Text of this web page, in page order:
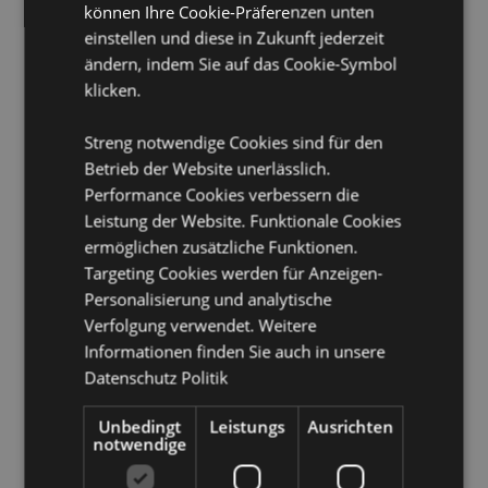
Ihrer Bestellung entfernt. Für weitere Informationen wenden
Sie sich bitte an unseren Kundenservice.
Lizenzierte Gebiete:Åland-Inseln, Albanien, Andorra,
Österreich, Aserbaidschan, Azoren (Portugal), Balearen
Herzegowina, Bulgarien, Kanarische Inseln (Spanien), Ceuta
und Melilla, Chile, Korsika (Frankreich), Kroatien, Zypern,
Tschechische Republik, Dänemark, Estland, Finnland
(Festland), Frankreich (Festland), Französisch-Guayana,
Georgien, Deutschland, Gibraltar, Griechenland,
Guadeloupe, Guernsey (Kanalinseln), Heiliger Stuhl
(Vatikanstadt), Ungarn, Island, Irland, Isle of Man
(Vereinigtes Königreich), Italien (Festland), Jersey
(Kanalinseln), Kosovo, Lettland, Liechtenstein, Litauen,
Luxemburg, Nordmazedonien, Madeira (Portugal), Malta,
Martinique, Mayotte, Moldawien, Montenegro, Niederlande,
Norwegen, Polen, Portugal (Festland), Réunion, Rumänien,
(Italien), Slowakei, Slowenien, Spanien (Festland), Schweden,
Schweiz, Türkei, Ukraine, Vereinigtes Königreich (Festland),
Vereinigtes Königreich (Nordirland, Highlands und Inseln)
Saisonaler Feiertag/ festlicher Anlass: Halloween
können Ihre Cookie-Präferenzen unten
einstellen und diese in Zukunft jederzeit
ändern, indem Sie auf das Cookie-Symbol
klicken.
Streng notwendige Cookies sind für den
Betrieb der Website unerlässlich.
Performance Cookies verbessern die
Leistung der Website. Funktionale Cookies
ermöglichen zusätzliche Funktionen.
Targeting Cookies werden für Anzeigen-
Personalisierung und analytische
Verfolgung verwendet. Weitere
Informationen finden Sie auch in unsere
Datenschutz Politik
Unbedingt
notwendige
Leistungs Ausrichten